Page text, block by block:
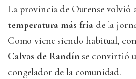
La provincia de Ourense volvió
temperatura más fría de la
Como viene siendo habitual, con
Calvos de Randín se convirtió
congelador de la comunidad.